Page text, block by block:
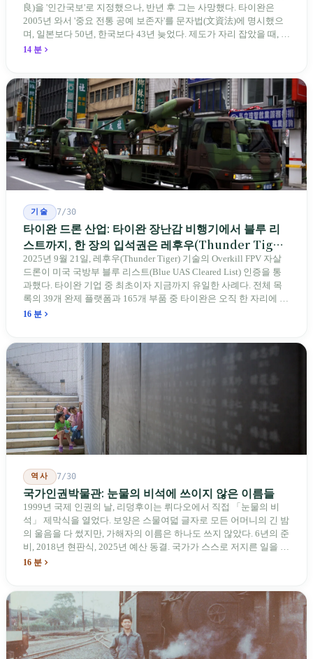
良)을 '인간국보'로 지정했으나, 반년 후 그는 사망했다. 타이완은
2005년 와서 '중요 전통 공예 보존자'를 문자법(文資法)에 명시했으
며, 일본보다 50년, 한국보다 43년 늦었다. 제도가 자리 잡았을 때, 제
자 제도는 이미 1970-80년대 산업화 과정에서 붕괴되었다. 600여 명
14 분
기술 7/30
타이완 드론 산업: 타이완 장난감 비행기에서 블루 리
스트까지, 한 장의 입석권은 레후우(Thunder Tiger)
에게
2025년 9월 21일, 레후우(Thunder Tiger) 기술의 Overkill FPV 자살
드론이 미국 국방부 블루 리스트(Blue UAS Cleared List) 인증을 통
과했다. 타이완 기업 중 최초이자 지금까지 유일한 사례다. 전체 목
록의 39개 완제 플랫폼과 165개 부품 중 타이완은 오직 한 자리에 불
과하다. 2026년 4월, 미국 양당 소속 상원의원 4명이 《타이완을 위
를 드러낸다: 타이완의 진입이 너무 느려 미국 스스로가 입법을 통해
장벽을 낮춰야 한다는 점이다. 타이완에서 46년간 원격 조종 장난감
비행기를 만들어 온 한 회사가 오하이오주에 두 번째 공장을 건설할
계획을 세우고 있다.
16 분
역사 7/30
국가인권박물관: 눈물의 비석에 쓰이지 않은 이름들
1999년 국제 인권의 날, 리덩후이는 뤼다오에서 직접 「눈물의 비
석」 제막식을 열었다. 보양은 스물여덟 글자로 모든 어머니의 긴 밤
의 울음을 다 썼지만, 가해자의 이름은 하나도 쓰지 않았다. 6년의 준
비, 2018년 현판식, 2025년 예산 동결. 국가가 스스로 저지른 일을 기
념하기 위해 스스로 세운 박물관. 계엄 해제 39년 동안 사법 재판을
16 분